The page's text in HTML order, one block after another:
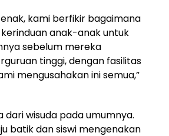
kami berfikir bagaimana
anak-anak untuk
sebelum mereka
tinggi, dengan fasilitas
mengusahakan ini semua,”
dari wisuda pada umumnya.
batik dan siswi mengenakan